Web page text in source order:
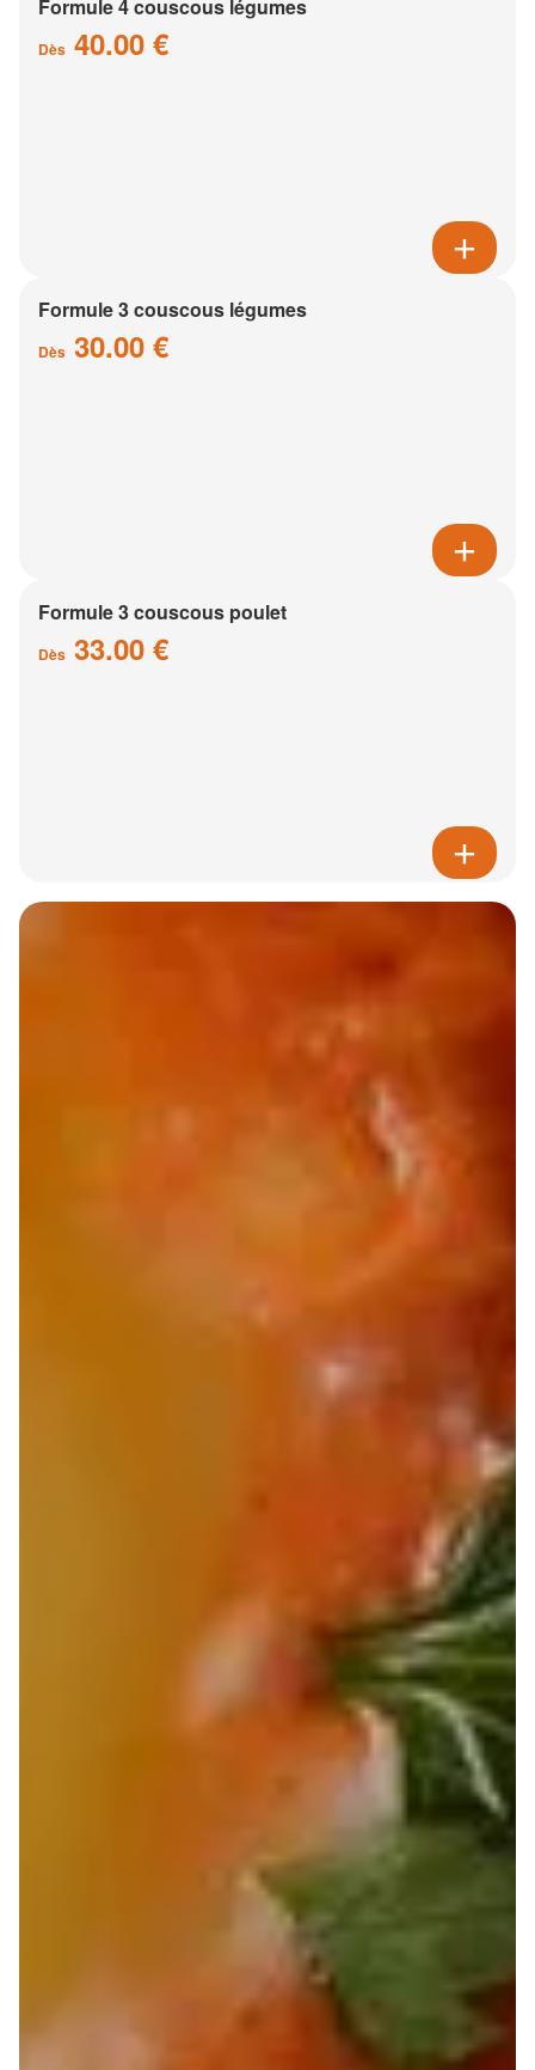
Formule 4 couscous légumes
Dès 40.00 €
Formule 3 couscous légumes
Dès 30.00 €
Formule 3 couscous poulet
Dès 33.00 €